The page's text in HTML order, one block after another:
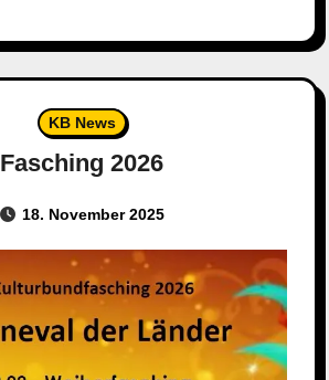
KB News
Fasching 2026
18. November 2025